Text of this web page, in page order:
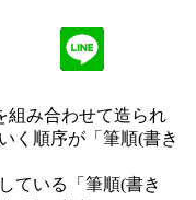
組み合わせて造られ
く順序が「筆順(書き
ている「筆順(書き